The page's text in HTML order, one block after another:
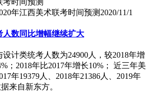
年江西美术联考时间预测 2020/11/1
人数同比增幅继续扩大
计类统考人数为24900人，较2018年增
；2018年比2017年增长10%； 近三年美
年19379人、2018年21386人、2019年
来自新东方。